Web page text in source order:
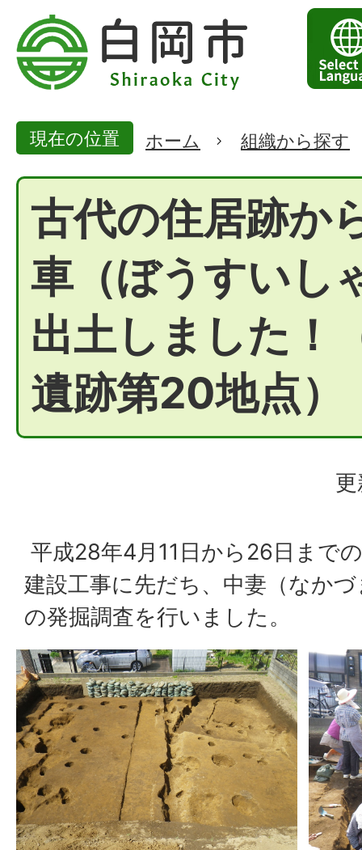
現在の位置 ホーム 組織から探す
古代の住居跡か
車（ぼうすいし
出土しました！
遺跡第20地点）
平成28年4月11日から26日まで
建設工事に先だち、中妻（なか
の発掘調査を行いました。